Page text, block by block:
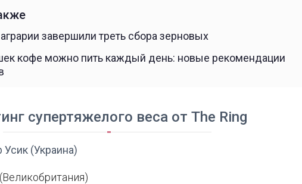
завершили треть сбора зерновых
кофе можно пить каждый день: новые рекомендации
супертяжелого веса от The Ring
(Украина)